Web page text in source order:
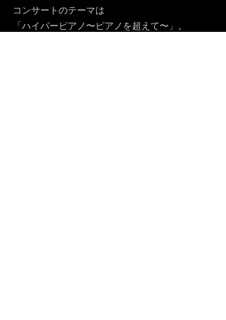
コンサートのテーマは
「ハイパーピアノ〜ピアノを超えて〜」。